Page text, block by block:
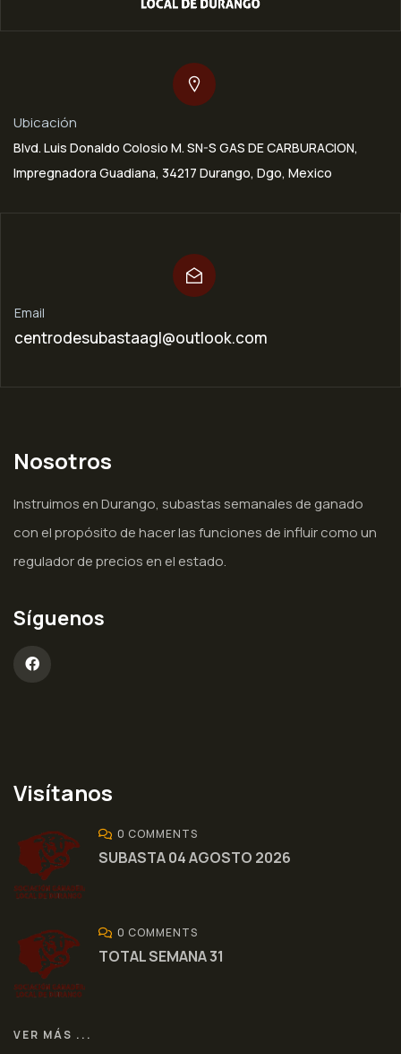
Ubicación
Blvd. Luis Donaldo Colosio M. SN-S GAS DE CARBURACION,
Impregnadora Guadiana, 34217 Durango, Dgo, Mexico
Email
centrodesubastaagl@outlook.com
Nosotros
Instruimos en Durango, subastas semanales de ganado
con el propósito de hacer las funciones de influir como un
regulador de precios en el estado.
Síguenos
Visítanos
0 COMMENTS
SUBASTA 04 AGOSTO 2026
0 COMMENTS
TOTAL SEMANA 31
VER MÁS ...